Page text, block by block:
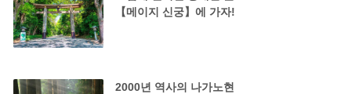
【메이지 신궁】에 가자!
2000년 역사의 나가노현